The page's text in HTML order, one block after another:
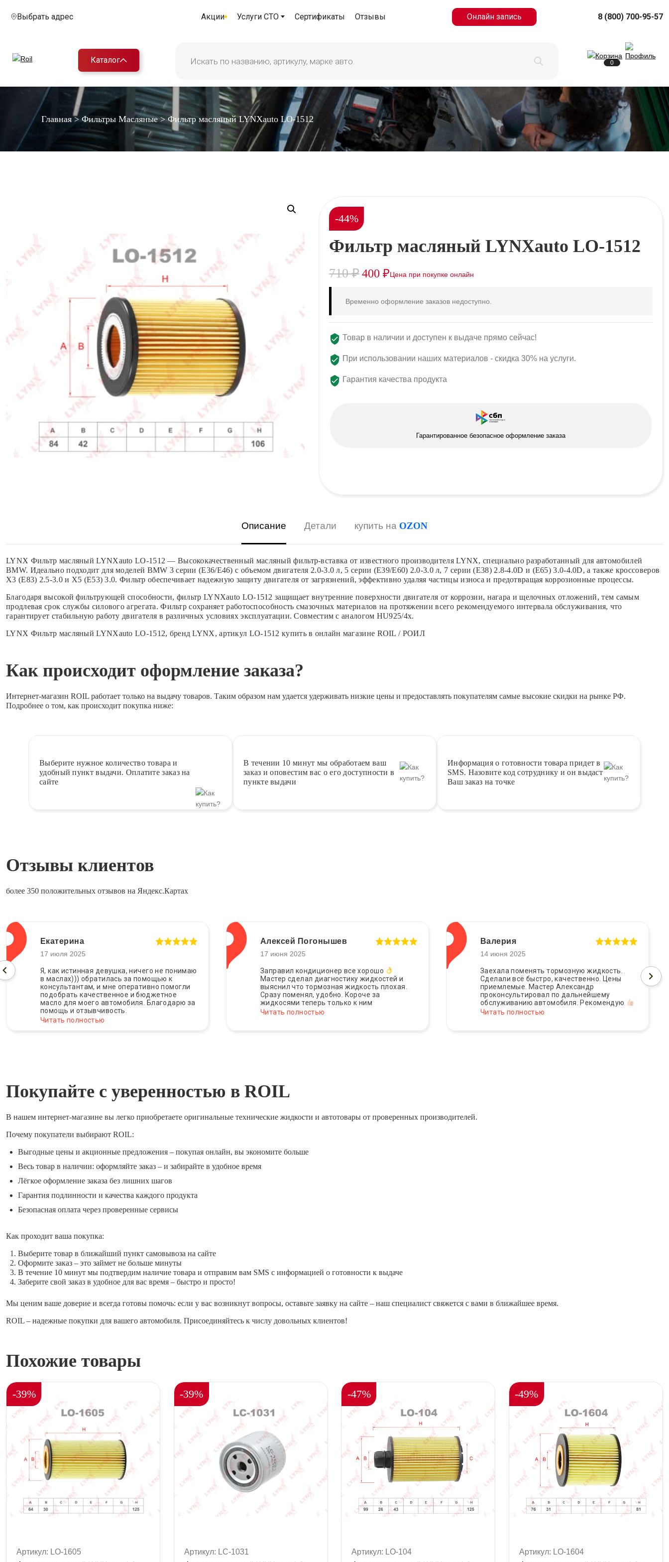
Выбрать адрес Акции Услуги СТО Сертификаты Отзывы Онлайн запись 8 (800) 700-95-57
Каталог 0
Главная> Фильтры Масляные>Фильтр масляный LYNXauto LO-1512
-44%
Фильтр масляный LYNXauto LO-1512
710₽400 ₽
Временно оформление заказов недоступно.
Товар в наличии и доступен к выдаче прямо сейчас!
При использовании наших материалов - скидка 30% на услуги.
Гарантия качества продукта
Гарантированное безопасное оформление заказа
Описание Детали купить на OZON
LYNX Фильтр масляный LYNXauto LO-1512 — Высококачественный масляный фильтр-вставка от известного производителя LYNX, специально разработанный для автомобилей
BMW. Идеально подходит для моделей BMW 3 серии (E36/E46) с объемом двигателя 2.0-3.0 л, 5 серии (E39/E60) 2.0-3.0 л, 7 серии (E38) 2.8-4.0D и (E65) 3.0-4.0D, а также кроссоверов
X3 (E83) 2.5-3.0 и X5 (E53) 3.0. Фильтр обеспечивает надежную защиту двигателя от загрязнений, эффективно удаляя частицы износа и предотвращая коррозионные процессы.
Благодаря высокой фильтрующей способности, фильтр LYNXauto LO-1512 защищает внутренние поверхности двигателя от коррозии, нагара и щелочных отложений, тем самым
продлевая срок службы силового агрегата. Фильтр сохраняет работоспособность смазочных материалов на протяжении всего рекомендуемого интервала обслуживания, что
гарантирует стабильную работу двигателя в различных условиях эксплуатации. Совместим с аналогом HU925/4x.
LYNX Фильтр масляный LYNXauto LO-1512, бренд LYNX, артикул LO-1512 купить в онлайн магазине ROIL / РОИЛ
Как происходит оформление заказа?
Интернет-магазин ROIL работает только на выдачу товаров. Таким образом нам удается удерживать низкие цены и предоставлять покупателям самые высокие скидки на рынке РФ.
Подробнее о том, как происходит покупка ниже:
Выберите нужное количество товара и
удобный пункт выдачи. Оплатите заказ на
сайте
В течении 10 минут мы обработаем ваш
заказ и оповестим вас о его доступности в
пункте выдачи
Информация о готовности товара придет в
SMS. Назовите код сотруднику и он выдаст
Ваш заказ на точке
Отзывы клиентов
более 350 положительных отзывов на Яндекс.Картах
Екатерина
17 июля 2025
Я, как истинная девушка, ничего не понимаю
в маслах))) обратилась за помощью к
консультантам, и мне оперативно помогли
подобрать качественное и бюджетное
масло для моего автомобиля. Благодарю за
помощь и отзывчивость.
Читать полностью
Алексей Погонышев
17 июня 2025
Заправил кондиционер все хорошо
Мастер сделал диагностику жидкостей и
выяснил что тормозная жидкость плохая.
Сразу поменял, удобно. Короче за
жидкосями теперь только к ним
Читать полностью
Валерия
14 июня 2025
Заехала поменять тормозную жидкость.
Сделали всё быстро, качественно. Цены
приемлемые. Мастер Александр
проконсультировал по дальнейшему
обслуживанию автомобиля. Рекомендую
Читать полностью
Покупайте с уверенностью в ROIL
В нашем интернет-магазине вы легко приобретаете оригинальные технические жидкости и автотовары от проверенных производителей.
Почему покупатели выбирают ROIL:
Выгодные цены и акционные предложения – покупая онлайн, вы экономите больше
Весь товар в наличии: оформляйте заказ – и забирайте в удобное время
Лёгкое оформление заказа без лишних шагов
Гарантия подлинности и качества каждого продукта
Безопасная оплата через проверенные сервисы
Как проходит ваша покупка:
Выберите товар в ближайший пункт самовывоза на сайте
Оформите заказ – это займет не больше минуты
В течение 10 минут мы подтвердим наличие товара и отправим вам SMS с информацией о готовности к выдаче
Заберите свой заказ в удобное для вас время – быстро и просто!
Мы ценим ваше доверие и всегда готовы помочь: если у вас возникнут вопросы, оставьте заявку на сайте – наш специалист свяжется с вами в ближайшее время.
ROIL – надежные покупки для вашего автомобиля. Присоединяйтесь к числу довольных клиентов!
Похожие товары
-39%
Артикул: LO-1605
-39%
Артикул: LC-1031
-47%
Артикул: LO-104
-49%
Артикул: LO-1604